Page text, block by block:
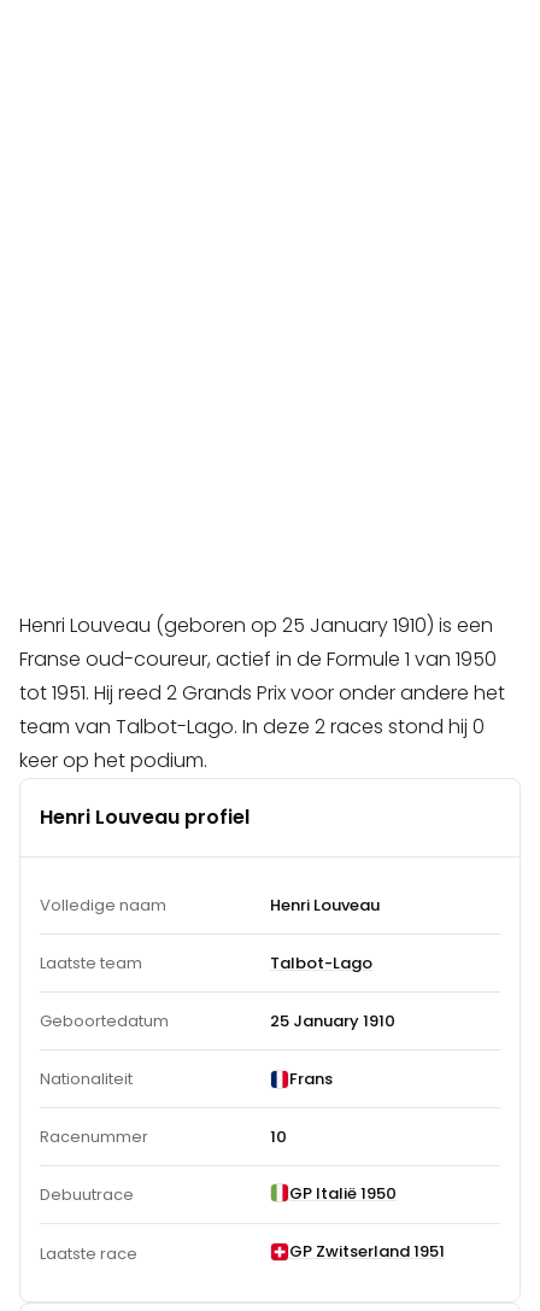
Henri Louveau (geboren op 25 January 1910) is een
Franse oud-coureur, actief in de Formule 1 van 1950
tot 1951. Hij reed 2 Grands Prix voor onder andere het
team van Talbot-Lago. In deze 2 races stond hij 0
keer op het podium.
Henri Louveau profiel
Volledige naam Henri Louveau
Laatste team Talbot-Lago
Geboortedatum 25 January 1910
Nationaliteit Frans
Racenummer 10
Debuutrace GP Italië 1950
Laatste race GP Zwitserland 1951